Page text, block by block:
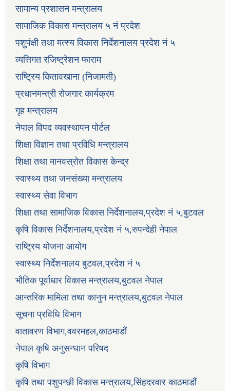
सामान्य प्रशासन मन्त्रालय
सामाजिक विकास मन्त्रालय ५ नं प्रदेश
पशुपंक्षी तथा मत्स्य विकास निर्देशनालय प्रदेश नं ५
व्यत्तिगत रजिष्ट्रेशन फाराम
राष्ट्रिय कितावखाना (निजामती)
प्रधानमन्त्री रोजगार कार्यक्रम
गृह मन्त्रालय
नेपाल विपद व्यवस्थापन पोर्टल
शिक्षा विज्ञान तथा प्रविधि मन्त्रालय
शिक्षा तथा मानवस्रोत विकास केन्द्र
स्वास्थ्य तथा जनसंख्या मन्त्रालय
स्वास्थ्य सेवा विभाग
शिक्षा तथा सामाजिक विकास निर्देशनालय,प्रदेश नं ५,बुटवल
कृषि विकास निर्देशनालय,प्रदेश नं ५,रुपन्देही नेपाल
राष्ट्रिय योजना आयोग
स्वास्थ्य निर्देशनालय बुटवल,प्रदेश नं ५
भौतिक पूर्वाधार विकास मन्त्रालय,बुटवल नेपाल
आन्तरिक मामिला तथा कानुन मन्त्रालय,बुटवल नेपाल
सूचना प्रविधि विभाग
वातावरण विभाग,ववरमहल,काठमाडौं
नेपाल कृषि अनुसन्धान परिषद
कृषि विभाग
कृषि तथा पशुपन्छी विकास मन्त्रालय,सिंहदरवार काठमाडौं